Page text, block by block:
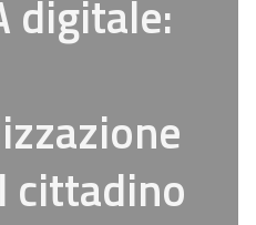
digitale:
cittadino